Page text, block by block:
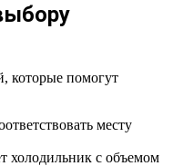
которые помогут
месту
холодильник с объемом